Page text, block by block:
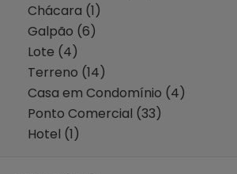
Chácara (1)
Galpão (6)
Lote (4)
Terreno (14)
Casa em Condomínio (4)
Ponto Comercial (33)
Hotel (1)